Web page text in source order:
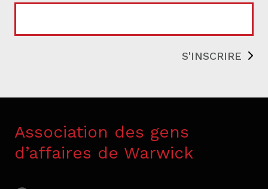
Association des gens
d’affaires de Warwick